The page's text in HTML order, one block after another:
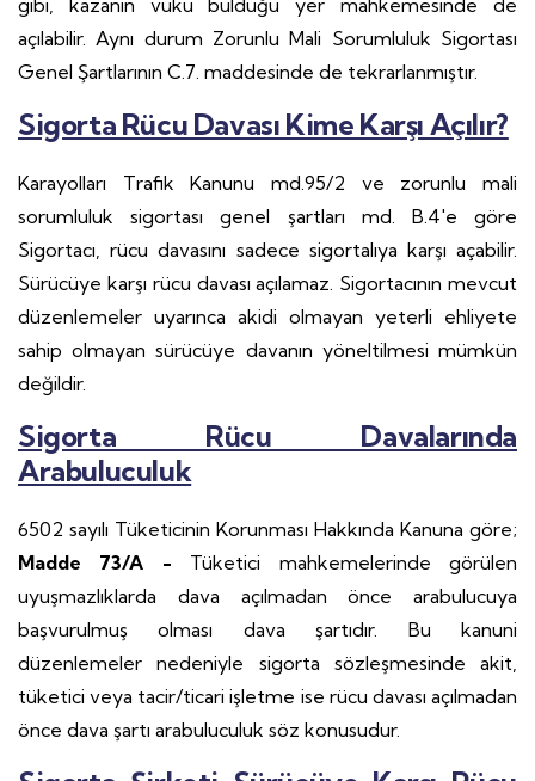
gibi, kazanın vuku bulduğu yer mahkemesinde de
açılabilir. Aynı durum Zorunlu Mali Sorumluluk Sigortası
Genel Şartlarının C.7. maddesinde de tekrarlanmıştır.
Sigorta Rücu Davası Kime Karşı Açılır?
Karayolları Trafik Kanunu md.95/2 ve zorunlu mali
sorumluluk sigortası genel şartları md. B.4'e göre
Sigortacı, rücu davasını sadece sigortalıya karşı açabilir.
Sürücüye karşı rücu davası açılamaz. Sigortacının mevcut
düzenlemeler uyarınca akidi olmayan yeterli ehliyete
sahip olmayan sürücüye davanın yöneltilmesi mümkün
değildir.
Sigorta Rücu Davalarında
Arabuluculuk
6502 sayılı Tüketicinin Korunması Hakkında Kanuna göre;
Madde 73/A - Tüketici mahkemelerinde görülen
uyuşmazlıklarda dava açılmadan önce arabulucuya
başvurulmuş olması dava şartıdır. Bu kanuni
düzenlemeler nedeniyle sigorta sözleşmesinde akit,
tüketici veya tacir/ticari işletme ise rücu davası açılmadan
önce dava şartı arabuluculuk söz konusudur.